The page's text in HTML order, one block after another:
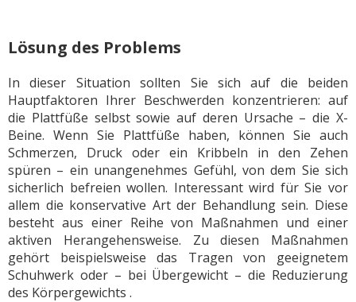
Lösung des Problems
In dieser Situation sollten Sie sich auf die beiden
Hauptfaktoren Ihrer Beschwerden konzentrieren: auf
die Plattfüße selbst sowie auf deren Ursache – die X-
Beine. Wenn Sie Plattfüße haben, können Sie auch
Schmerzen, Druck oder ein Kribbeln in den Zehen
spüren – ein unangenehmes Gefühl, von dem Sie sich
sicherlich befreien wollen. Interessant wird für Sie vor
allem die konservative Art der Behandlung sein. Diese
besteht aus einer Reihe von Maßnahmen und einer
aktiven Herangehensweise. Zu diesen Maßnahmen
gehört beispielsweise das Tragen von geeignetem
Schuhwerk oder – bei Übergewicht – die Reduzierung
des Körpergewichts .